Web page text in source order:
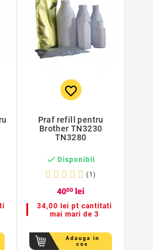
favorite_border
Praf refill pentru
Brother TN3230
TN3280
 Disponibil
(1)
4000 lei
34,00 lei pt cantitati
mai mari de 3
Adauga in
cos